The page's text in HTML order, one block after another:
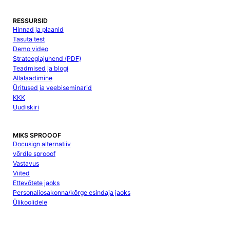
RESSURSID
Hinnad ja plaanid
Tasuta test
Demo video
Strateegiajuhend (PDF)
Teadmised ja blogi
Allalaadimine
Üritused ja veebiseminarid
KKK
Uudiskiri
MIKS SPROOOF
Docusign alternatiiv
võrdle sprooof
Vastavus
Viited
Ettevõtete jaoks
Personaliosakonna/kõrge esindaja jaoks
Ülikoolidele